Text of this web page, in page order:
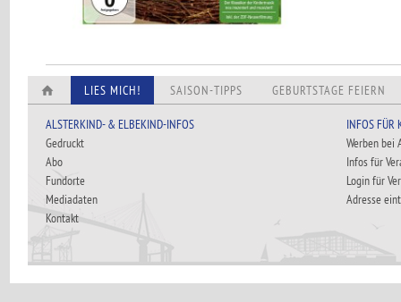
LIES MICH! SAISON-TIPPS GEBURTSTAGE FEIERN
ALSTERKIND- & ELBEKIND-INFOS
Gedruckt
Abo
Fundorte
Mediadaten
Kontakt
INFOS FÜR
Werben bei
Infos für
Login für
Adresse